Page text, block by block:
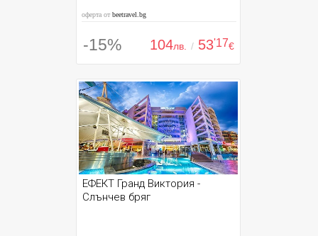
оферта отbeetravel.bg
-15% 104лв. / 53'17€
ЕФЕКТ Гранд Виктория -
Слънчев бряг